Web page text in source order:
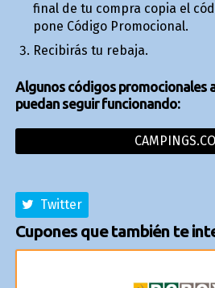
final de tu compra copia el
pone Código Promocional.
Recibirás tu rebaja.
Algunos códigos promocionales
puedan seguir funcionando:
Twitter
Cupones que también te